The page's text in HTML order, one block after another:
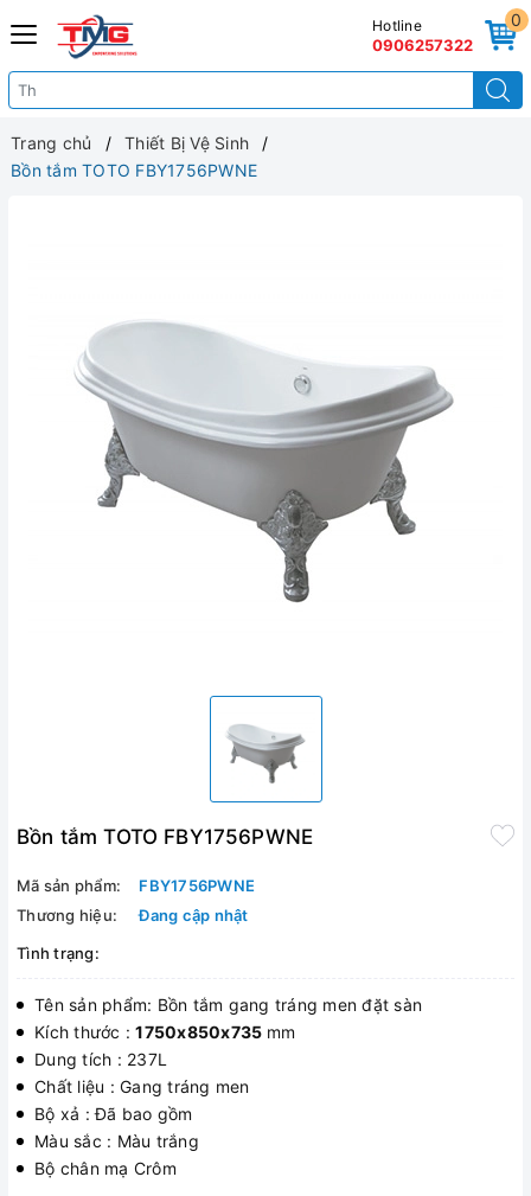
0
Hotline
0906257322
Trang chủ
Thiết Bị Vệ Sinh
Bồn tắm TOTO FBY1756PWNE
Bồn tắm TOTO FBY1756PWNE
Mã sản phẩm:
FBY1756PWNE
Thương hiệu:
Đang cập nhật
Tình trạng:
Tên sản phẩm: Bồn tắm gang tráng men đặt sàn
Kích thước :1750x850x735 mm
Dung tích : 237L
Chất liệu : Gang tráng men
Bộ xả : Đã bao gồm
Màu sắc : Màu trắng
Bộ chân mạ Crôm